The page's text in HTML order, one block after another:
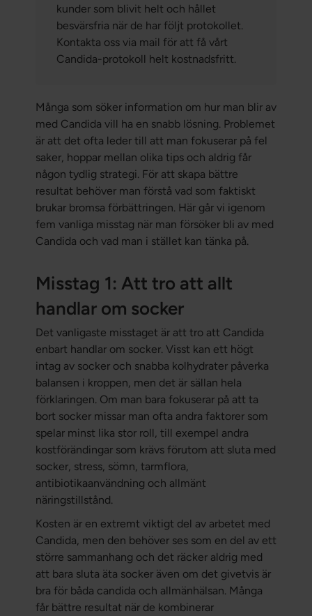
kunder som blivit helt och hållet
besvärsfria när de har följt protokollet.
Kontakta oss via mail för att få vårt
Candida-protokoll helt kostnadsfritt.
Många som söker information om hur man blir av
med Candida vill ha en snabb lösning. Problemet
är att det ofta leder till att man fokuserar på fel
saker, hoppar mellan olika tips och aldrig får
någon tydlig strategi. För att skapa bättre
resultat behöver man förstå vad som faktiskt
brukar bromsa förbättringen. Här går vi igenom
fem vanliga misstag när man försöker bli av med
Candida och vad man i stället kan tänka på.
Misstag 1: Att tro att allt
handlar om socker
Det vanligaste misstaget är att tro att Candida
enbart handlar om socker. Visst kan ett högt
intag av socker och snabba kolhydrater påverka
balansen i kroppen, men det är sällan hela
förklaringen. Om man bara fokuserar på att ta
bort socker missar man ofta andra faktorer som
spelar minst lika stor roll, till exempel andra
kostförändingar som krävs förutom att sluta med
socker, stress, sömn, tarmflora,
antibiotikaanvändning och allmänt
näringstillstånd.
Kosten är en extremt viktigt del av arbetet med
Candida, men den behöver ses som en del av ett
större sammanhang och det räcker aldrig med
att bara sluta äta socker även om det givetvis är
bra för båda candida och allmänhälsan. Många
får bättre resultat när de kombinerar